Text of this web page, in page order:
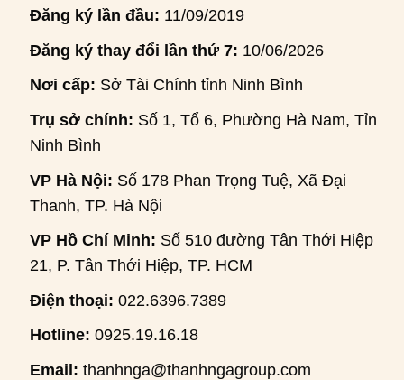
Đăng ký lần đầu: 11/09/2019
Đăng ký thay đổi lần thứ 7: 10/06/2026
Nơi cấp: Sở Tài Chính tỉnh Ninh Bình
Trụ sở chính: Số 1, Tổ 6, Phường Hà Nam, Tỉnh
Ninh Bình
VP Hà Nội: Số 178 Phan Trọng Tuệ, Xã Đại
Thanh, TP. Hà Nội
VP Hồ Chí Minh: Số 510 đường Tân Thới Hiệp
21, P. Tân Thới Hiệp, TP. HCM
Điện thoại: 022.6396.7389
Hotline: 0925.19.16.18
Email: thanhnga@thanhngagroup.com